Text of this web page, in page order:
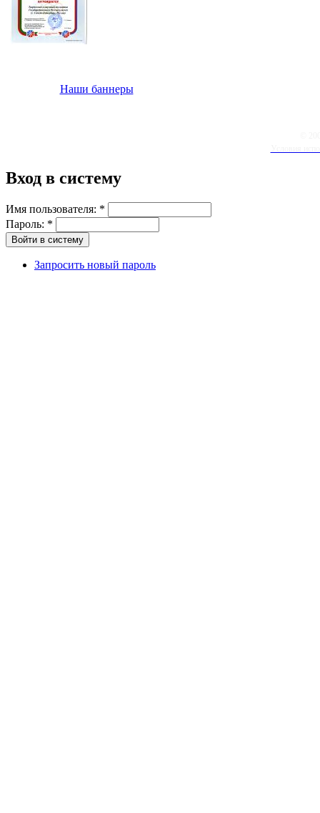
Наши баннеры
Вход в систему
Имя пользователя: *
Пароль: *
Запросить новый пароль